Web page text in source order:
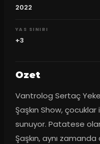
2022
YAS SINIRI
+3
Ozet
Vantrolog Sertaç
Şaşkın Show,
sunuyor. Patatese
Şaşkın, aynı